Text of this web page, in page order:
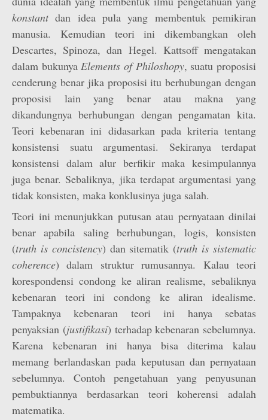
konstantdan idea pula yang membentuk pemikiran
manusia. Kemudian teori ini dikembangkan oleh
Descartes, Spinoza, dan Hegel. Kattsoff mengatakan
dalam bukunyaElements of Philoshopy, suatu proposisi
cenderung benar jika proposisi itu berhubungan dengan
proposisi lain yang benar atau makna yang
dikandungnya berhubungan dengan pengamatan kita.
Teori kebenaran ini didasarkan pada kriteria tentang
konsistensi suatu argumentasi. Sekiranya terdapat
konsistensi dalam alur berfikir maka kesimpulannya
juga benar. Sebaliknya, jika terdapat argumentasi yang
tidak konsisten, maka konklusinya juga salah.
Teori ini menunjukkan putusan atau pernyataan dinilai
benar apabila saling berhubungan, logis, konsisten
(truth is concistency) dan sitematik (truth is sistematic
coherence) dalam struktur rumusannya. Kalau teori
korespondensi condong ke aliran realisme, sebaliknya
kebenaran teori ini condong ke aliran idealisme.
Tampaknya kebenaran teori ini hanya sebatas
penyaksian (justifikasi) terhadap kebenaran sebelumnya.
Karena kebenaran ini hanya bisa diterima kalau
memang berlandaskan pada keputusan dan pernyataan
sebelumnya. Contoh pengetahuan yang penyusunan
pembuktiannya berdasarkan teori koherensi adalah
matematika.